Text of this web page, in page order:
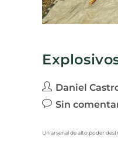
Daniel
Sin
Un arsenal de alto poder